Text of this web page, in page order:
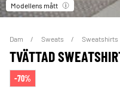
Modellens mått
Dam Sweats Sweatshirts
TVÄTTAD
-70%